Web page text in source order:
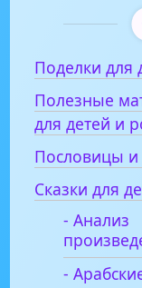
Поделки для
Полезные
для детей и
Пословицы и
Сказки для
- Анализ
-